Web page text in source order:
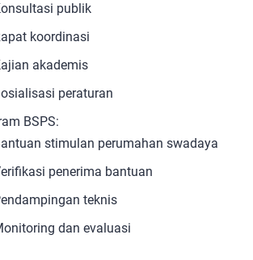
publik
koordinasi
akademis
peraturan
BSPS:
stimulan perumahan swadaya
penerima bantuan
teknis
dan evaluasi